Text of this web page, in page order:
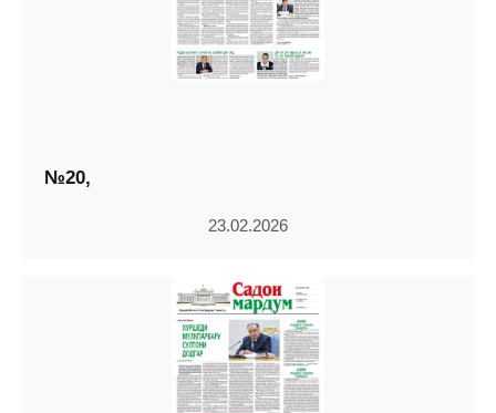
№20,
23.02.2026